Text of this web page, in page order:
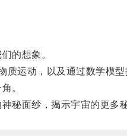
的想象。
运动，以及通过数学模型
。
面纱，揭示宇宙的更多秘